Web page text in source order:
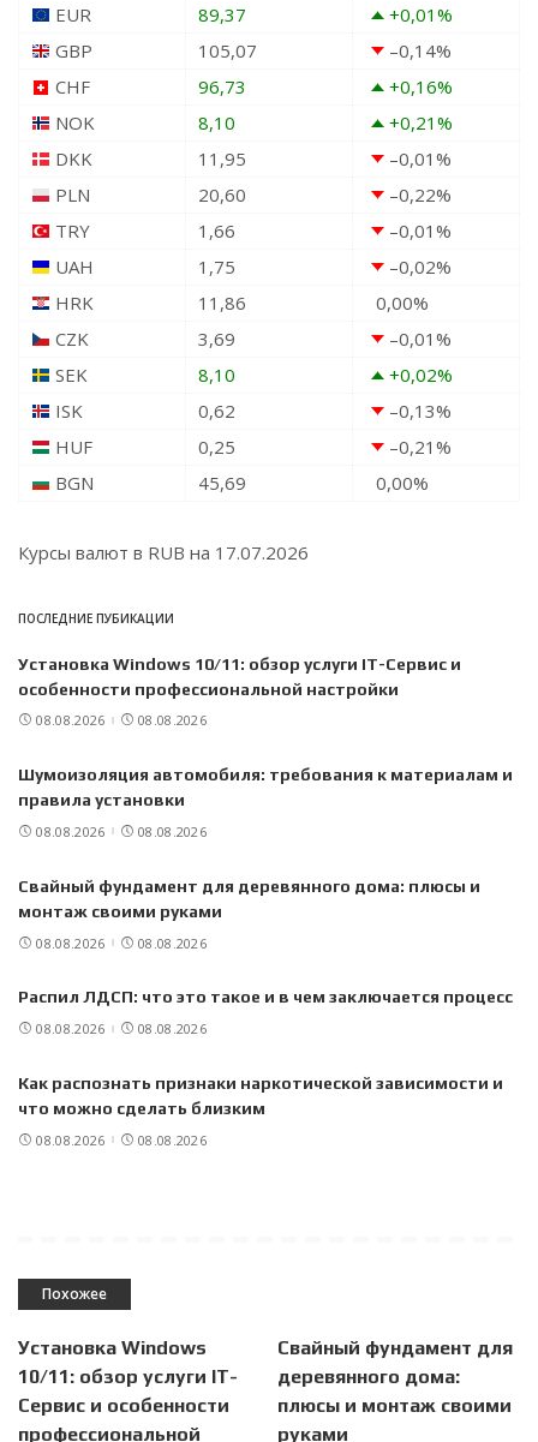
EUR
89,37 +0,01%
GBP
105,07 –0,14%
CHF
96,73 +0,16%
NOK
8,10 +0,21%
DKK
11,95 –0,01%
PLN
20,60 –0,22%
TRY
1,66 –0,01%
UAH
1,75 –0,02%
HRK
11,86 0,00%
CZK
3,69 –0,01%
SEK
8,10 +0,02%
ISK
0,62 –0,13%
HUF
0,25 –0,21%
BGN
45,69 0,00%
Курсы валют в RUB на 17.07.2026
ПОСЛЕДНИЕ ПУБИКАЦИИ
Установка Windows 10/11: обзор услуги IT-Сервис и
особенности профессиональной настройки
08.08.2026 08.08.2026
Шумоизоляция автомобиля: требования к материалам и
правила установки
08.08.2026 08.08.2026
Свайный фундамент для деревянного дома: плюсы и
монтаж своими руками
08.08.2026 08.08.2026
Распил ЛДСП: что это такое и в чем заключается процесс
08.08.2026 08.08.2026
Как распознать признаки наркотической зависимости и
что можно сделать близким
08.08.2026 08.08.2026
Похожее
Установка Windows
10/11: обзор услуги IT-
Сервис и особенности
профессиональной
Свайный фундамент для
деревянного дома:
плюсы и монтаж своими
руками